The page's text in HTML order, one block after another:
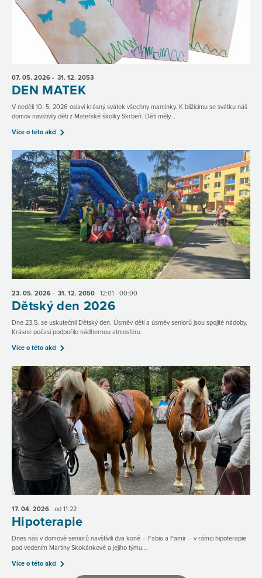
07. 05. 2026 - 31. 12. 2053
DEN MATEK
V neděli 10. 5. 2026 oslaví krásný svátek všechny maminky. K blížícímu se svátku náš
domov navštívily děti z Mateřské školky Skrbeň. Děti měly...
Více o této akci
23. 05. 2026 - 31. 12. 2050 12:01 - 00:00
Dětský den 2026
Dne 23.5. se uskutečnil Dětský den. Úsměv dětí a úsměv seniorů jsou spojité nádoby.
Krásné počasí podpořilo nádhernou atmosféru.
Více o této akci
17. 04. 2026 od 11:22
Hipoterapie
Dnes nás v domově seniorů navštívili dva koně – Fabio a Famir – v rámci hipoterapie
pod vedením Martiny Skokánkové a jejího týmu...
Více o této akci